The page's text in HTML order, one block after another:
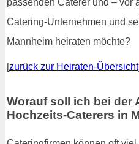
passenden Caterer und – vor
Catering-Unternehmen und
Mannheim heiraten möchte?
[zurück zur Heiraten-Übersicht]
Worauf soll ich bei der
Hochzeits-Caterers in